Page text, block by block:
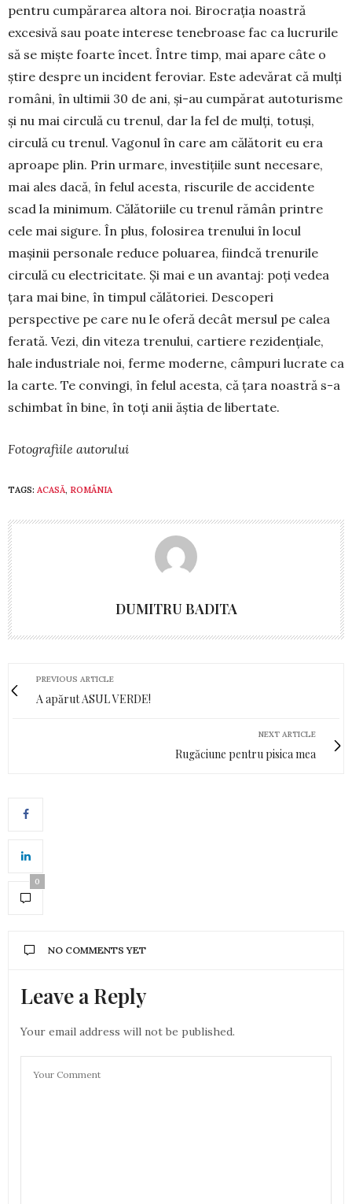
pentru cumpărarea altora noi. Bi­rocrația noastră
excesivă sau poate interese tene­broase fac ca lucrurile
să se miște foarte încet. Între timp, mai apare câte o
știre despre un incident fero­viar. Este adevărat că mulți
români, în ultimii 30 de ani, și-au cumpărat autoturisme
și nu mai circulă cu trenul, dar la fel de mulți, totuși,
circulă cu tre­nul. Vagonul în care am călătorit eu era
aproa­pe plin. Prin urmare, investițiile sunt necesare,
mai ales dacă, în felul acesta, riscurile de accidente
scad la minimum. Călătoriile cu trenul rămân printre
cele mai sigure. În plus, folosirea trenului în locul
mașinii personale reduce poluarea, fiindcă trenu­ri­le
circulă cu electricitate. Și mai e un avantaj: poți vedea
țara mai bine, în timpul călătoriei. Descoperi
perspective pe care nu le oferă decât mersul pe ca­lea
ferată. Vezi, din viteza trenului, cartiere reziden­țiale,
hale industri­a­le noi, ferme moderne, câmpuri lucrate ca
la carte. Te convingi, în felul acesta, că țara noastră s-a
schimbat în bine, în toți anii ăștia de libertate.
Fotografiile autorului
TAGS: ACASĂ, ROMÂNIA
DUMITRU BADITA
PREVIOUS ARTICLE
A apărut ASUL VERDE!
NEXT ARTICLE
Rugăciune pentru pisica mea
0
NO COMMENTS YET
Leave a Reply
Your email address will not be published.